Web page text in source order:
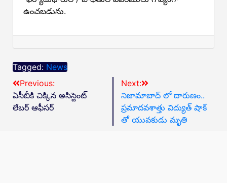
ఉంచబడును.
Tagged: News
Previous:
ఏసీబీకి చిక్కిన అసిస్టెంట్
లేబర్ ఆఫీసర్
Next:
నిజామాబాద్ లో దారుణం..
ప్రమాదవశాత్తు విద్యుత్ షాక్
తో యువకుడు మృతి